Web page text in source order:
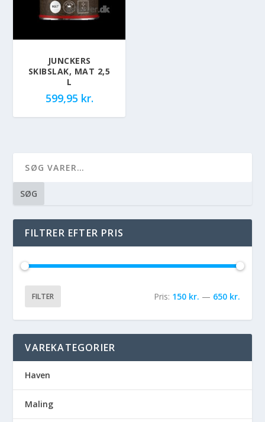
JUNCKERS
SKIBSLAK, MAT 2,5
L
599,95 kr.
SØG
FILTRER EFTER PRIS
FILTER Pris: 150 kr. — 650 kr.
VAREKATEGORIER
Haven
Maling